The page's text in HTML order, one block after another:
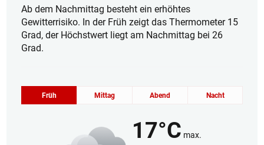
Ab dem Nachmittag besteht ein erhöhtes
Gewitterrisiko. In der Früh zeigt das Thermometer 15
Grad, der Höchstwert liegt am Nachmittag bei 26
Grad.
Früh Mittag Abend Nacht
17°Cmax.